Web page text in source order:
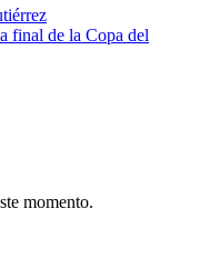
final de la Copa del
momento.